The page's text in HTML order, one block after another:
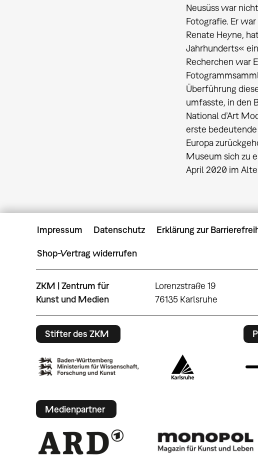
Neusüss war
Fotografie. Er
Renate Heyne,
Jahrhunderts«
Recherchen war
Überführung
umfasste, in den
National d’Art
erste bedeutende
Europa
Museum sich zu
April 2020 im
Impressum Datenschutz Erklärung zur
Shop-Vertrag widerrufen
ZKM | Zentrum für
Kunst und Medien
Lorenzstraße 19
76135 Karlsruhe
Stifter des ZKM
Medienpartner